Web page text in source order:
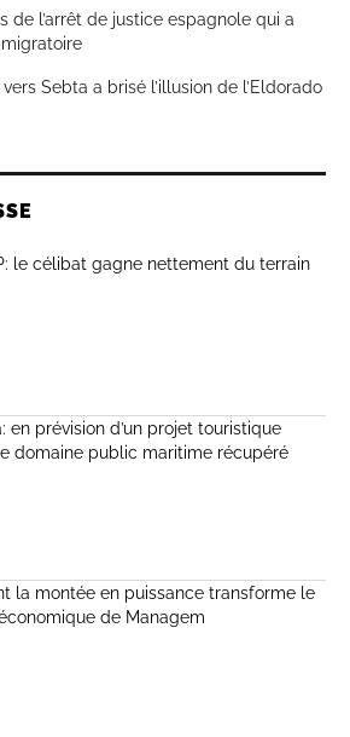
de l’arrêt de justice espagnole qui a
Sebta a brisé l’illusion de l’Eldorado
le célibat gagne nettement du terrain
en prévision d’un projet touristique
domaine public maritime récupéré
la montée en puissance transforme le
de Managem